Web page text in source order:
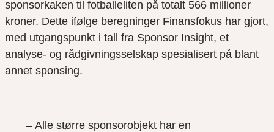
sponsorkaken til fotballeliten på totalt 566 millioner
kroner. Dette ifølge beregninger Finansfokus har gjort,
med utgangspunkt i tall fra Sponsor Insight, et
analyse- og rådgivningsselskap spesialisert på blant
annet sponsing.
– Alle større sponsorobjekt har en